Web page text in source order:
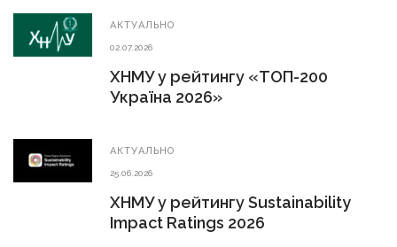
АКТУАЛЬНО
02.07.2026
ХНМУ у рейтингу «ТОП-200
Україна 2026»
АКТУАЛЬНО
25.06.2026
ХНМУ у рейтингу Sustainability
Impact Ratings 2026